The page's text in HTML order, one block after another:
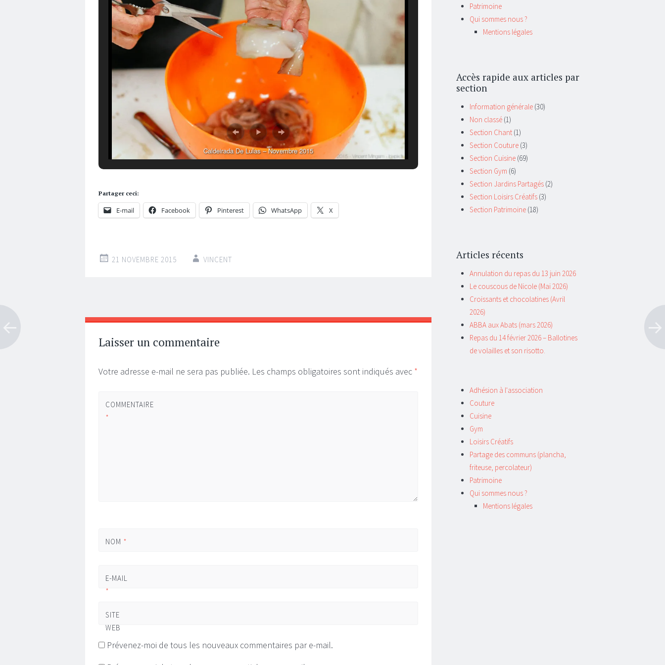
Caldeirada De Lulas – Novembre 2015
Partager ceci:
E-mail Facebook Pinterest WhatsApp X
21 NOVEMBRE 2015 VINCENT
Navigation
des
articles
←
→
Laisser un commentaire
Votre adresse e-mail ne sera pas publiée. Les champs obligatoires sont indiqués avec *
COMMENTAIRE
*
NOM *
E-MAIL
*
SITE
WEB
Prévenez-moi de tous les nouveaux commentaires par e-mail.
Patrimoine
Qui sommes nous ?
Mentions légales
Accès rapide aux articles par
section
Information générale (30)
Non classé (1)
Section Chant (1)
Section Couture (3)
Section Cuisine (69)
Section Gym (6)
Section Jardins Partagés (2)
Section Loisirs Créatifs (3)
Section Patrimoine (18)
Articles récents
Annulation du repas du 13 juin 2026
Le couscous de Nicole (Mai 2026)
Croissants et chocolatines (Avril
2026)
ABBA aux Abats (mars 2026)
Repas du 14 février 2026 – Ballotines
de volailles et son risotto.
Adhésion à l'association
Couture
Cuisine
Gym
Loisirs Créatifs
Partage des communs (plancha,
friteuse, percolateur)
Patrimoine
Qui sommes nous ?
Mentions légales